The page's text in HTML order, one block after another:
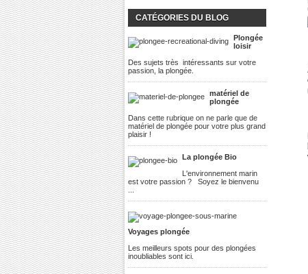
CATÉGORIES DU BLOG
Plongée
loisir
Des sujets très intéressants sur votre
passion, la plongée.
matériel de
plongée
Dans cette rubrique on ne parle que de
matériel de plongée pour votre plus grand
plaisir !
La plongée Bio
L'environnement marin
est votre passion ? Soyez le bienvenu
Voyages plongée
Les meilleurs spots pour des plongées
inoubliables sont ici.